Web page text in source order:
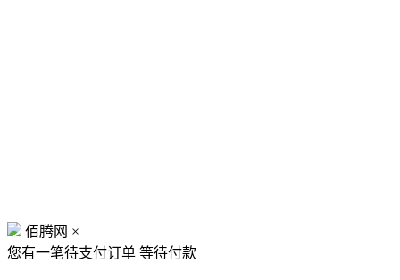
佰腾网 ×
您有一笔待支付订单 等待付款